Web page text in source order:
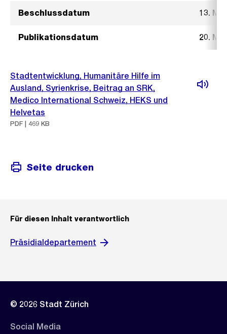
Beschlussdatum 13.
Publikationsdatum 20.
Stadtentwicklung, Humanitäre Hilfe im
Ausland, Syrienkrise, Beitrag an SRK,
Medico International Schweiz, HEKS und
Helvetas
PDF | 469 KB
Seite drucken
Für diesen Inhalt verantwortlich
Präsidialdepartement
© 2026 Stadt Zürich
Social Media